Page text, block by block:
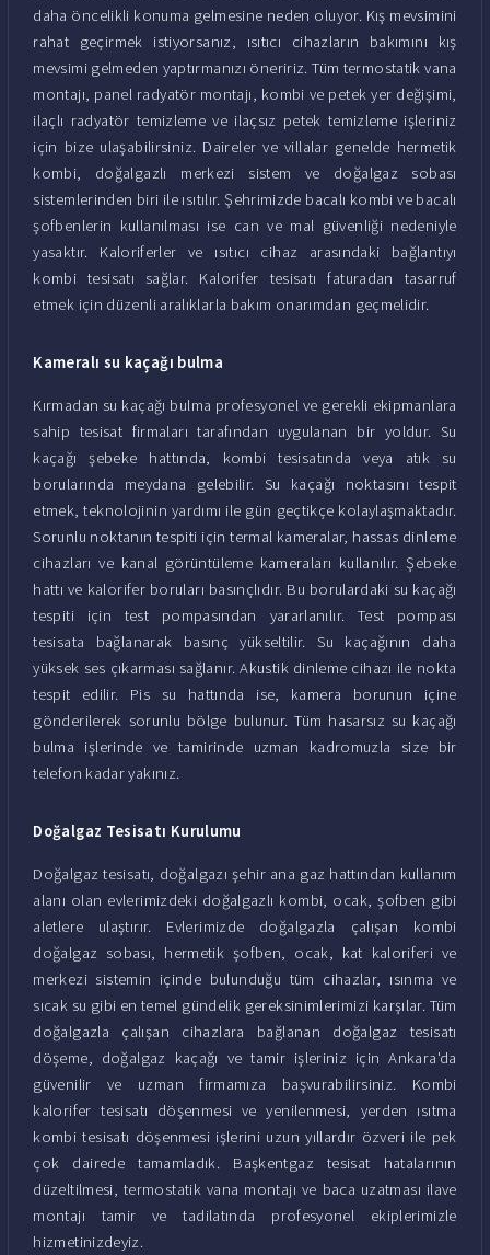
daha öncelikli konuma gelmesine neden oluyor. Kış mevsimini
rahat geçirmek istiyorsanız, ısıtıcı cihazların bakımını kış
mevsimi gelmeden yaptırmanızı öneririz. Tüm termostatik vana
montajı, panel radyatör montajı, kombi ve petek yer değişimi,
ilaçlı radyatör temizleme ve ilaçsız petek temizleme işleriniz
için bize ulaşabilirsiniz. Daireler ve villalar genelde hermetik
kombi, doğalgazlı merkezi sistem ve doğalgaz sobası
sistemlerinden biri ile ısıtılır. Şehrimizde bacalı kombi ve bacalı
şofbenlerin kullanılması ise can ve mal güvenliği nedeniyle
yasaktır. Kaloriferler ve ısıtıcı cihaz arasındaki bağlantıyı
kombi tesisatı sağlar. Kalorifer tesisatı faturadan tasarruf
etmek için düzenli aralıklarla bakım onarımdan geçmelidir.
Kameralı su kaçağı bulma
Kırmadan su kaçağı bulma profesyonel ve gerekli ekipmanlara
sahip tesisat firmaları tarafından uygulanan bir yoldur. Su
kaçağı şebeke hattında, kombi tesisatında veya atık su
borularında meydana gelebilir. Su kaçağı noktasını tespit
etmek, teknolojinin yardımı ile gün geçtikçe kolaylaşmaktadır.
Sorunlu noktanın tespiti için termal kameralar, hassas dinleme
cihazları ve kanal görüntüleme kameraları kullanılır. Şebeke
hattı ve kalorifer boruları basınçlıdır. Bu borulardaki su kaçağı
tespiti için test pompasından yararlanılır. Test pompası
tesisata bağlanarak basınç yükseltilir. Su kaçağının daha
yüksek ses çıkarması sağlanır. Akustik dinleme cihazı ile nokta
tespit edilir. Pis su hattında ise, kamera borunun içine
gönderilerek sorunlu bölge bulunur. Tüm hasarsız su kaçağı
bulma işlerinde ve tamirinde uzman kadromuzla size bir
telefon kadar yakınız.
Doğalgaz Tesisatı Kurulumu
Doğalgaz tesisatı, doğalgazı şehir ana gaz hattından kullanım
alanı olan evlerimizdeki doğalgazlı kombi, ocak, şofben gibi
aletlere ulaştırır. Evlerimizde doğalgazla çalışan kombi
doğalgaz sobası, hermetik şofben, ocak, kat kaloriferi ve
merkezi sistemin içinde bulunduğu tüm cihazlar, ısınma ve
sıcak su gibi en temel gündelik gereksinimlerimizi karşılar. Tüm
doğalgazla çalışan cihazlara bağlanan doğalgaz tesisatı
döşeme, doğalgaz kaçağı ve tamir işleriniz için Ankara'da
güvenilir ve uzman firmamıza başvurabilirsiniz. Kombi
kalorifer tesisatı döşenmesi ve yenilenmesi, yerden ısıtma
kombi tesisatı döşenmesi işlerini uzun yıllardır özveri ile pek
çok dairede tamamladık. Başkentgaz tesisat hatalarının
düzeltilmesi, termostatik vana montajı ve baca uzatması ilave
montajı tamir ve tadilatında profesyonel ekiplerimizle
hizmetinizdeyiz.